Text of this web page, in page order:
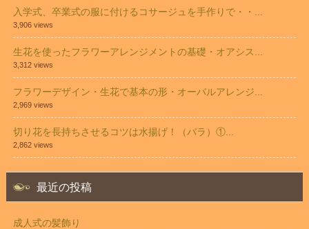
入学式、卒業式の服に付けるコサージュを手作りで・・...
3,906 views
生花を使ったフラワーアレンジメントの基礎・オアシス...
3,312 views
フラワーデザイン・生花で基本の形・オーバルアレンジ...
2,969 views
切り花を長持ちさせるコツは水揚げ！（バラ）①...
2,862 views
最近の投稿
成人式の髪飾り